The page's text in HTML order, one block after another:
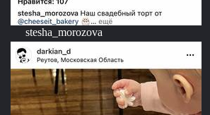
stesha_morozova